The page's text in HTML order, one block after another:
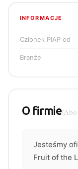
INFORMACJE
Członek PIAP od
Branże
O firmie/
Jesteśmy
Fruit of the